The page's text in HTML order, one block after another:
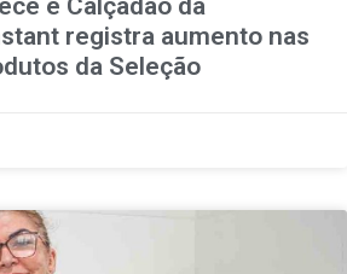
e Calçadão da
registra aumento nas
da Seleção